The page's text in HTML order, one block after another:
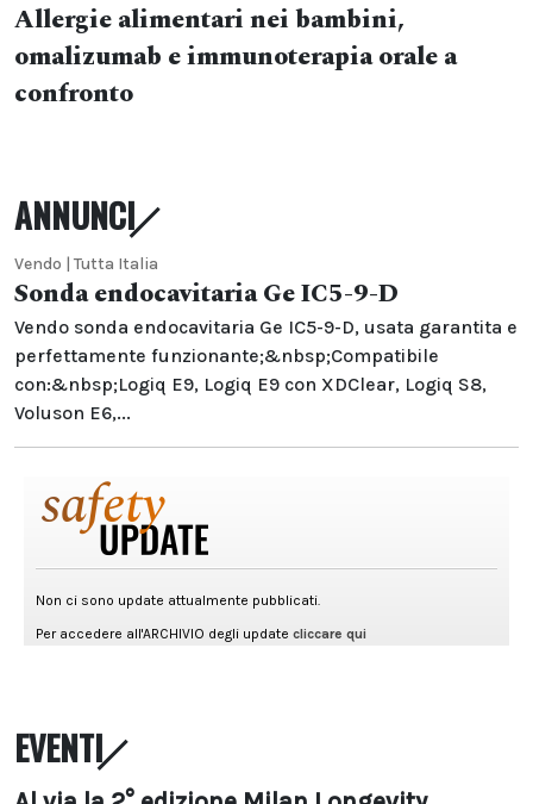
Allergie alimentari nei bambini,
omalizumab e immunoterapia orale a
confronto
ANNUNCI
Vendo | Tutta Italia
Sonda endocavitaria Ge IC5-9-D
Vendo sonda endocavitaria Ge IC5-9-D, usata garantita e
perfettamente funzionante;&nbsp;Compatibile
con:&nbsp;Logiq E9, Logiq E9 con XDClear, Logiq S8,
Voluson E6,...
EVENTI